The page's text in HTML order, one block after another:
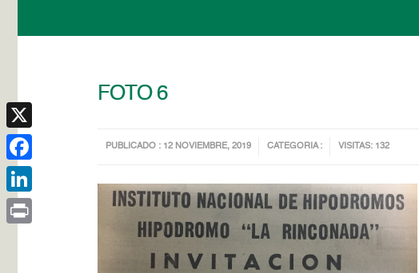
FOTO 6
PUBLICADO : 12 NOVIEMBRE, 2019 CATEGORIA : VISITAS: 132
X
Facebook
LinkedIn